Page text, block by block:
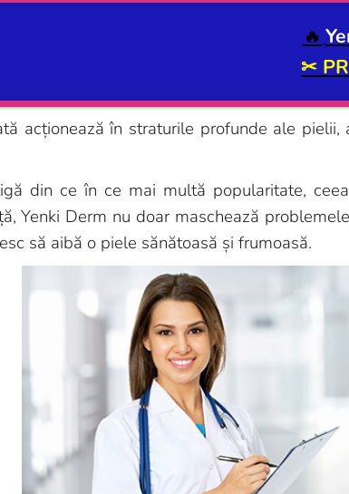
🔥
✂
acționează în straturile profunde ale
din ce în ce mai multă popularitate,
Yenki Derm nu doar maschează
să aibă o piele sănătoasă și frumoasă.